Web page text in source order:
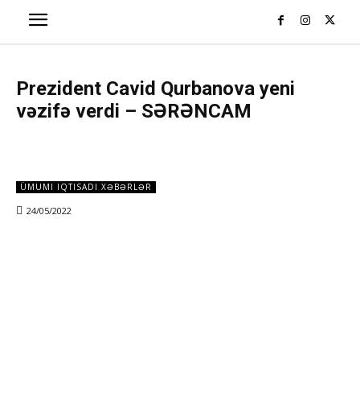
Prezident Cavid Qurbanova yeni
vəzifə verdi – SƏRƏNCAM
ÜMUMI IQTISADI XƏBƏRLƏR
24/05/2022